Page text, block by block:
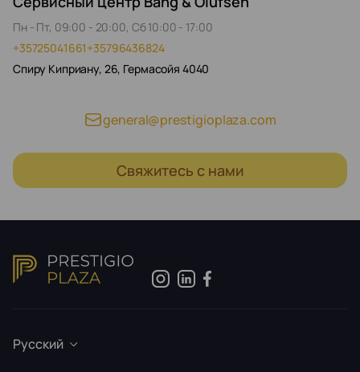
Пн - Пт, 09:00 - 20:00, Сб 10:00 - 17:00
+35725041661+35796436824
Спиру Киприану, 26, Гермасойя 4040
general@prestigioplaza.com
Свяжитесь с нами
Русский